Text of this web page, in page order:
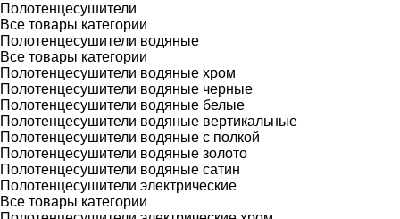
Полотенцесушители
Все товары категории
Полотенцесушители водяные
Все товары категории
Полотенцесушители водяные хром
Полотенцесушители водяные черные
Полотенцесушители водяные белые
Полотенцесушители водяные вертикальные
Полотенцесушители водяные с полкой
Полотенцесушители водяные золото
Полотенцесушители водяные сатин
Полотенцесушители электрические
Все товары категории